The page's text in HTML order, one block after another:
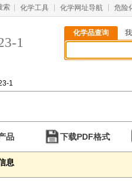
索 化学工具 化学网址导航 危险
1
化学品查询
1
品 下载PDF格式
息